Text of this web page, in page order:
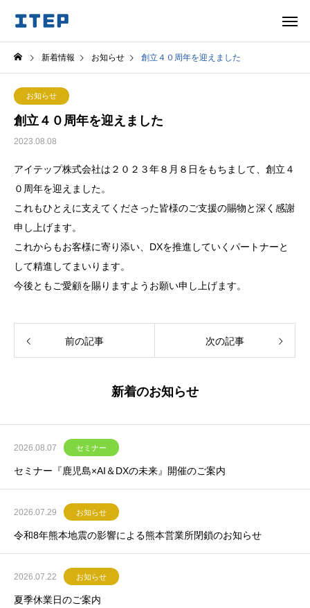
新着情報 お知らせ 創立４０周年を迎えました
お知らせ
創立４０周年を迎えました
2023.08.08
アイテップ株式会社は２０２３年８月８日をもちまして、創立４
０周年を迎えました。
これもひとえに支えてくださった皆様のご支援の賜物と深く感謝
申し上げます。
これからもお客様に寄り添い、DXを推進していくパートナーと
して精進してまいります。
今後ともご愛顧を賜りますようお願い申し上げます。
前の記事 次の記事
新着のお知らせ
2026.08.07 セミナー
セミナー『鹿児島×AI＆DXの未来』開催のご案内
2026.07.29 お知らせ
令和8年熊本地震の影響による熊本営業所閉鎖のお知らせ
2026.07.22 お知らせ
夏季休業日のご案内